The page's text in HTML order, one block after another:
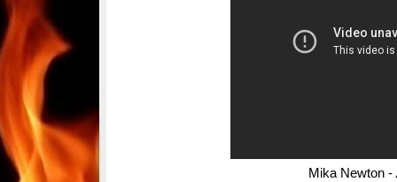
Mika Newton -